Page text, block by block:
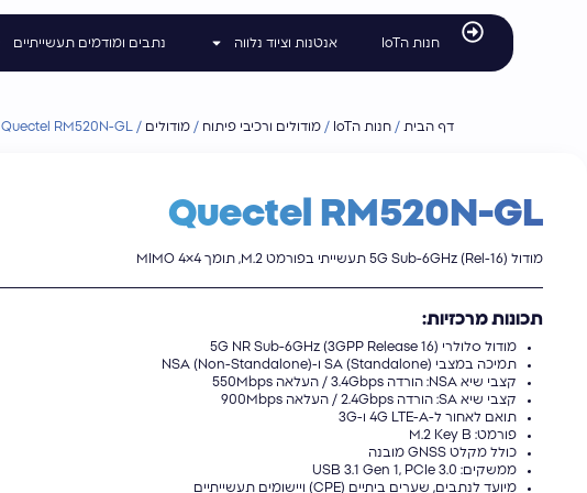
חנות הIoT אנטנות וציוד נלווה נתבים ומודמים תעשייתיים
דף הבית / חנות הIoT / מודולים ורכיבי פיתוח / מודולים /
Quectel RM520N-GL
Quectel RM520N-GL
מודול 5G Sub-6GHz (Rel-16) תעשייתי בפורמט M.2, תומך MIMO 4×4
תכונות מרכזיות:
מודול סלולרי 5G NR Sub-6GHz (3GPP Release 16)
תמיכה במצבי SA (Standalone) ו-NSA (Non-Standalone)
קצבי שיא NSA: הורדה 3.4Gbps / העלאה 550Mbps
קצבי שיא SA: הורדה 2.4Gbps / העלאה 900Mbps
תואם לאחור ל-4G LTE-A ו-3G
פורמט: M.2 Key B
כולל מקלט GNSS מובנה
ממשקים: USB 3.1 Gen 1, PCIe 3.0
מיועד לנתבים, שערים ביתיים (CPE) ויישומים תעשייתיים